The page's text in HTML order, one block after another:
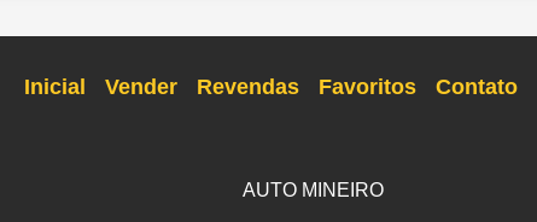
Inicial Vender Revendas Favoritos Contato
AUTO MINEIRO